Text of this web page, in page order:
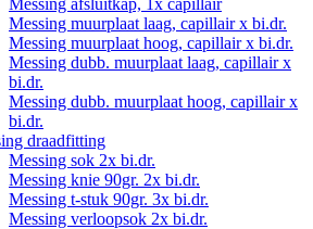
Messing afsluitkap, 1x capillair
Messing muurplaat laag, capillair x bi.dr.
Messing muurplaat hoog, capillair x bi.dr.
Messing dubb. muurplaat laag, capillair x
bi.dr.
Messing dubb. muurplaat hoog, capillair x
bi.dr.
draadfitting
Messing sok 2x bi.dr.
Messing knie 90gr. 2x bi.dr.
Messing t-stuk 90gr. 3x bi.dr.
Messing verloopsok 2x bi.dr.